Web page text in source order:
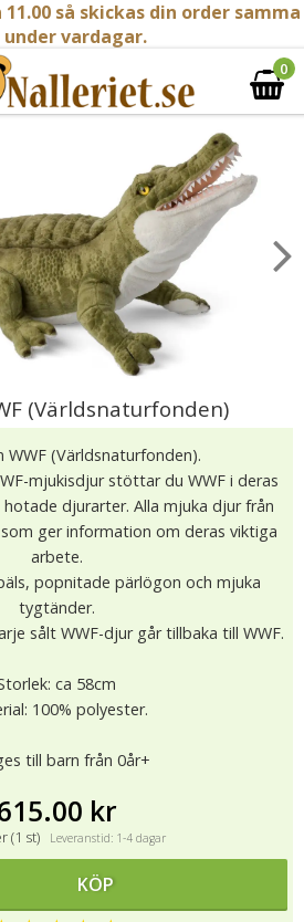
så skickas din order samma
under vardagar.
0
(Världsnaturfonden)
WWF (Världsnaturfonden).
mjukisdjur stöttar du WWF i deras
djurarter. Alla mjuka djur från
ger information om deras viktiga
arbete.
popnitade pärlögon och mjuka
tygtänder.
sålt WWF-djur går tillbaka till WWF.
ca 58cm
100% polyester.
till barn från 0år+
kr
(1 st) Leveranstid: 1-4 dagar
KÖP